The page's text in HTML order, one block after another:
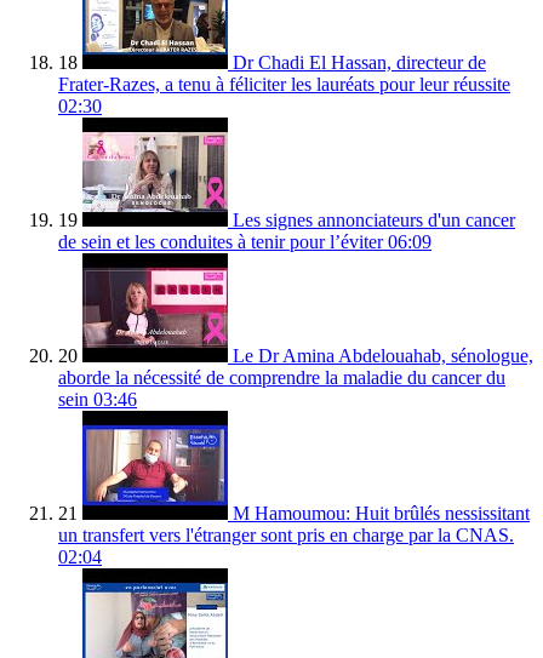
18
Dr Chadi El Hassan, directeur de
Frater-Razes, a tenu à féliciter les lauréats pour leur réussite
02:30
19
Les signes annonciateurs d'un cancer
de sein et les conduites à tenir pour l’éviter 06:09
20
Le Dr Amina Abdelouahab, sénologue,
aborde la nécessité de comprendre la maladie du cancer du
sein 03:46
21
M Hamoumou: Huit brûlés nessissitant
un transfert vers l'étranger sont pris en charge par la CNAS.
02:04